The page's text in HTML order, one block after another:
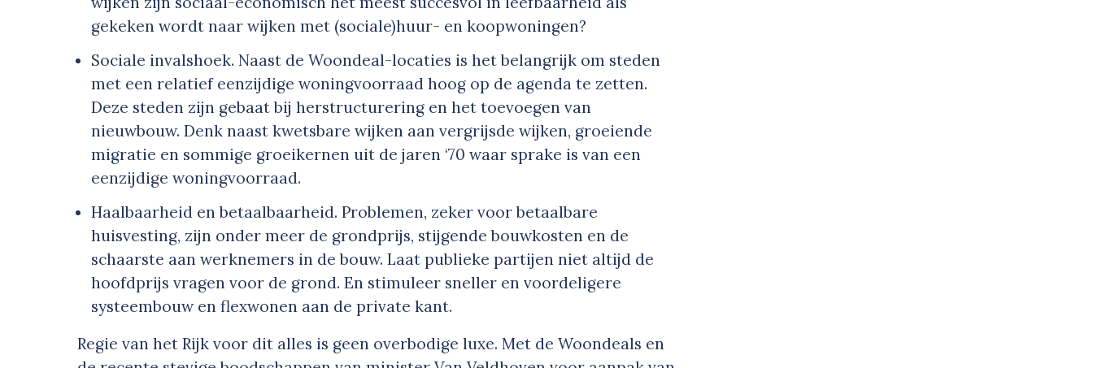
gekeken wordt naar wijken met (sociale)huur- en koopwoningen?
Sociale invalshoek. Naast de Woondeal-locaties is het belangrijk om steden
met een relatief eenzijdige woningvoorraad hoog op de agenda te zetten.
Deze steden zijn gebaat bij herstructurering en het toevoegen van
nieuwbouw. Denk naast kwetsbare wijken aan vergrijsde wijken, groeiende
migratie en sommige groeikernen uit de jaren ‘70 waar sprake is van een
eenzijdige woningvoorraad.
Haalbaarheid en betaalbaarheid. Problemen, zeker voor betaalbare
huisvesting, zijn onder meer de grondprijs, stijgende bouwkosten en de
schaarste aan werknemers in de bouw. Laat publieke partijen niet altijd de
hoofdprijs vragen voor de grond. En stimuleer sneller en voordeligere
systeembouw en flexwonen aan de private kant.
Regie van het Rijk voor dit alles is geen overbodige luxe. Met de Woondeals en